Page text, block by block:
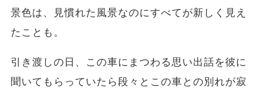
景色は、見慣れた風景なのにすべてが新しく見え
たことも。
引き渡しの日、この車にまつわる思い出話を彼に
聞いてもらっていたら段々とこの車との別れが寂